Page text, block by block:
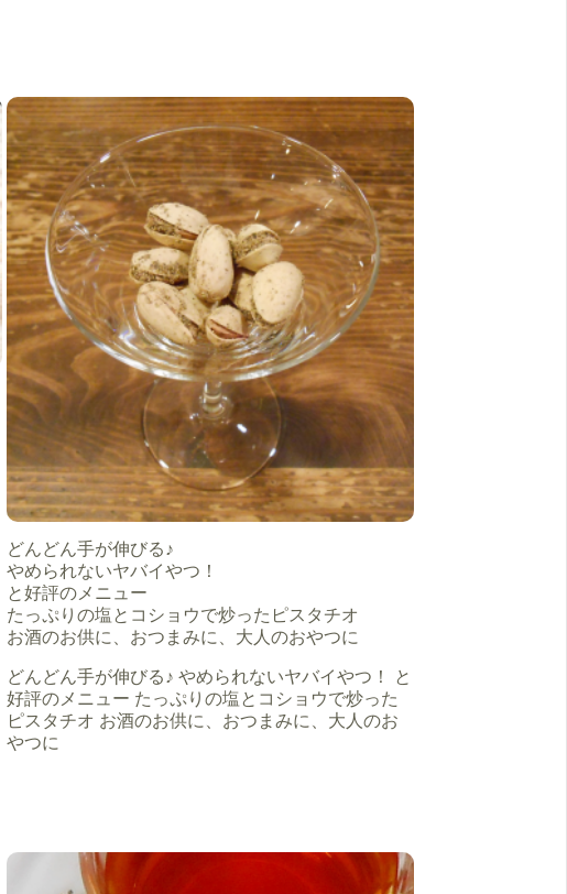
どんどん手が伸びる♪
やめられないヤバイやつ！
と好評のメニュー
たっぷりの塩とコショウで炒ったピスタチオ
お酒のお供に、おつまみに、大人のおやつに
どんどん手が伸びる♪ やめられないヤバイやつ！ と
好評のメニュー たっぷりの塩とコショウで炒った
ピスタチオ お酒のお供に、おつまみに、大人のお
やつに